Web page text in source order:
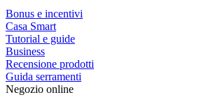
Bonus e incentivi
Casa Smart
Tutorial e guide
Business
Recensione prodotti
Guida serramenti
Negozio online